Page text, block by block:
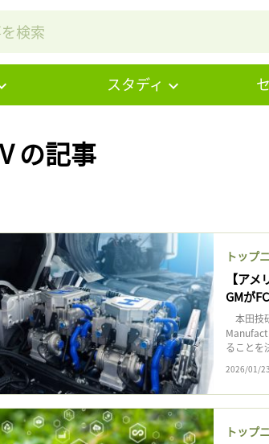
スタディ
の記事
トップ
【ア
GMが
本田技
ることを
2026/01/23
トップ